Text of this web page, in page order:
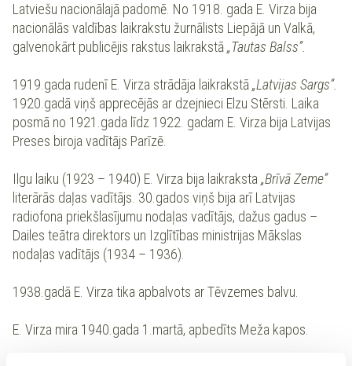
Latviešu nacionālajā padomē. No 1918. gada E. Virza bija
nacionālās valdības laikrakstu žurnālists Liepājā un Valkā,
galvenokārt publicējis rakstus laikrakstā„Tautas Balss”.
1919.gada rudenī E. Virza strādāja laikrakstā„Latvijas Sargs”.
1920.gadā viņš apprecējās ar dzejnieci Elzu Stērsti. Laika
posmā no 1921.gada līdz 1922. gadam E. Virza bija Latvijas
Preses biroja vadītājs Parīzē.
Ilgu laiku (1923 – 1940) E. Virza bija laikraksta„Brīvā Zeme”
literārās daļas vadītājs. 30.gados viņš bija arī Latvijas
radiofona priekšlasījumu nodaļas vadītājs, dažus gadus –
Dailes teātra direktors un Izglītības ministrijas Mākslas
nodaļas vadītājs (1934 – 1936).
1938.gadā E. Virza tika apbalvots ar Tēvzemes balvu.
E. Virza mira 1940.gada 1.martā, apbedīts Meža kapos.